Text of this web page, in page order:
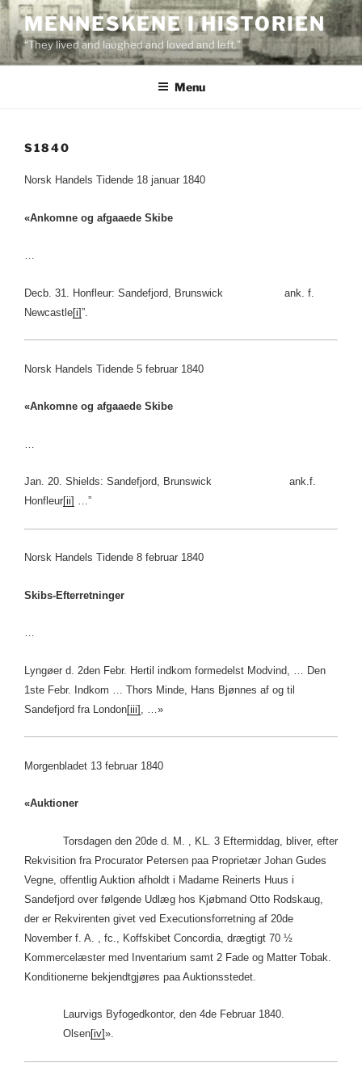
Skip
to
content
MENNESKENE I HISTORIEN
“They lived and laughed and loved and left.”
Menu
S1840
Norsk Handels Tidende 18 januar 1840
«Ankomne og afgaaede Skibe
…
Decb. 31. Honfleur: Sandefjord, Brunswick ank. f.
Newcastle[i]”.
Norsk Handels Tidende 5 februar 1840
«Ankomne og afgaaede Skibe
Jan. 20. Shields: Sandefjord, Brunswick ank.f.
Honfleur[ii] …”
Norsk Handels Tidende 8 februar 1840
Skibs-Efterretninger
…
Lyngøer d. 2den Febr. Hertil indkom formedelst Modvind, … Den
1ste Febr. Indkom … Thors Minde, Hans Bjønnes af og til
Sandefjord fra London[iii] , …»
Morgenbladet 13 februar 1840
«Auktioner
Torsdagen den 20de d. M. , KL. 3 Eftermiddag, bliver, efter
Rekvisition fra Procurator Petersen paa Proprietær Johan Gudes
Vegne, offentlig Auktion afholdt i Madame Reinerts Huus i
Sandefjord over følgende Udlæg hos Kjøbmand Otto Rodskaug,
der er Rekvirenten givet ved Executionsforretning af 20de
November f. A. , fc., Koffskibet Concordia, drægtigt 70 ½
Kommercelæster med Inventarium samt 2 Fade og Matter Tobak.
Konditionerne bekjendtgjøres paa Auktionsstedet.
Laurvigs Byfogedkontor, den 4de Februar 1840.
Olsen[iv]».